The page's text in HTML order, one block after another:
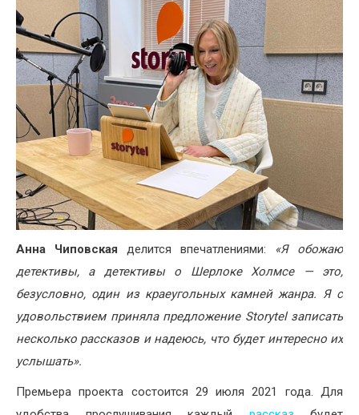
Анна Чиповская делится впечатлениями:
«Я обожаю
детективы, а детективы о Шерлоке Холмсе — это,
безусловно, один из краеугольных камней жанра. Я с
удовольствием приняла предложение Storytel записать
несколько рассказов и надеюсь, что будет интересно их
услышать».
Премьера проекта состоится 29 июля 2021 года. Для